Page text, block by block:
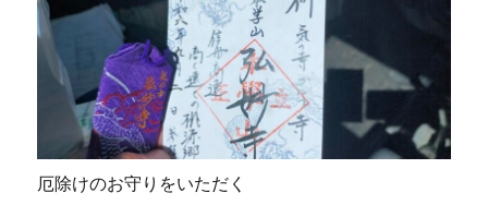
厄除けのお守りをいただく